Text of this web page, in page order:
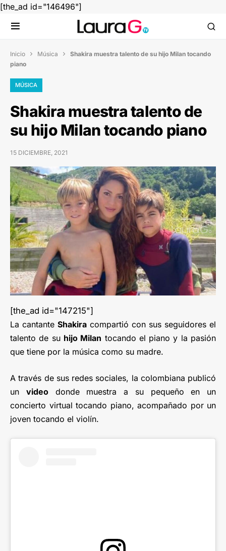
[the_ad id="146496"]
Inicio  Música  Shakira muestra talento de su hijo Milan tocando
piano
MÚSICA
Shakira muestra talento de
su hijo Milan tocando piano
15 DICIEMBRE, 2021
[the_ad id="147215"]
La cantante Shakira compartió con sus seguidores el
talento de su hijo Milan tocando el piano y la pasión
que tiene por la música como su madre.
A través de sus redes sociales, la colombiana publicó
un videodonde muestra a su pequeño en un
concierto virtual tocando piano, acompañado por un
joven tocando el violín.